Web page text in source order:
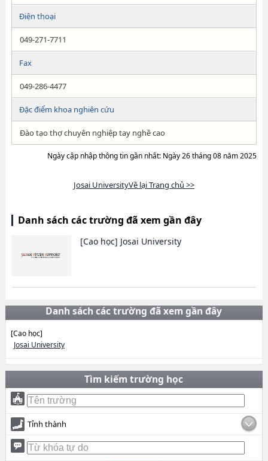
Điện thoại
049-271-7711
Fax
049-286-4477
Đặc điểm khoa nghiên cứu
Đào tạo thợ chuyên nghiệp tay nghề cao
Ngày cập nhập thông tin gần nhất: Ngày 26 tháng 08 năm 2025
Josai UniversityVề lại Trang chủ >>
Danh sách các trường đã xem gần đây
[Cao học] Josai University
Danh sách các trường đã xem gần đây
[Cao học]
Josai University
Tìm kiếm trường học
Tỉnh thành